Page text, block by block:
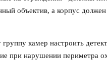
объектив, а корпус
группу камер настроить
при нарушении периметра